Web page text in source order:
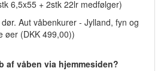
6,5x55 + 2stk 22lr medfølger)
Aut våbenkurer - Jylland, fyn og
øer (DKK 499,00))
af våben via hjemmesiden?